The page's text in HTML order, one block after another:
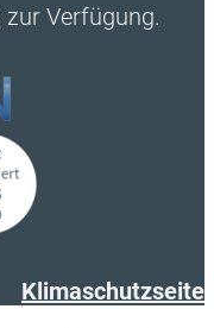
Verfügung.
Klimaschutzseite